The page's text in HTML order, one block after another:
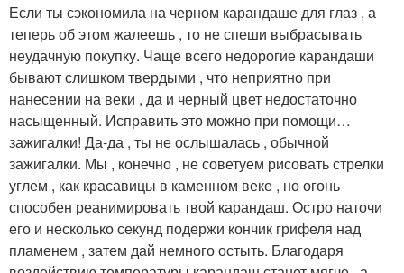
Если ты сэкономила на черном карандаше для глаз , а
теперь об этом жалеешь , то не спеши выбрасывать
неудачную покупку. Чаще всего недорогие карандаши
бывают слишком твердыми , что неприятно при
нанесении на веки , да и черный цвет недостаточно
насыщенный. Исправить это можно при помощи…
зажигалки! Да-да , ты не ослышалась , обычной
зажигалки. Мы , конечно , не советуем рисовать стрелки
углем , как красавицы в каменном веке , но огонь
способен реанимировать твой карандаш. Остро наточи
его и несколько секунд подержи кончик грифеля над
пламенем , затем дай немного остыть. Благодаря